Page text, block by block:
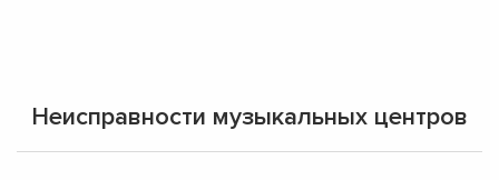
Неисправности музыкальных центров